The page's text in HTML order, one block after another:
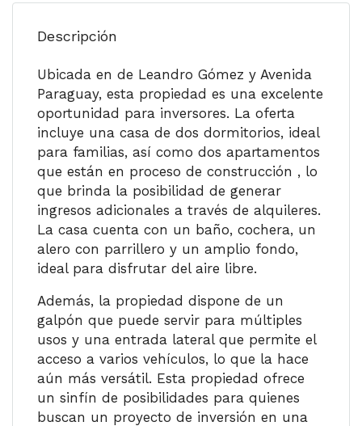
Descripción
Ubicada en de Leandro Gómez y Avenida
Paraguay, esta propiedad es una excelente
oportunidad para inversores. La oferta
incluye una casa de dos dormitorios, ideal
para familias, así como dos apartamentos
que están en proceso de construcción , lo
que brinda la posibilidad de generar
ingresos adicionales a través de alquileres.
La casa cuenta con un baño, cochera, un
alero con parrillero y un amplio fondo,
ideal para disfrutar del aire libre.
Además, la propiedad dispone de un
galpón que puede servir para múltiples
usos y una entrada lateral que permite el
acceso a varios vehículos, lo que la hace
aún más versátil. Esta propiedad ofrece
un sinfín de posibilidades para quienes
buscan un proyecto de inversión en una